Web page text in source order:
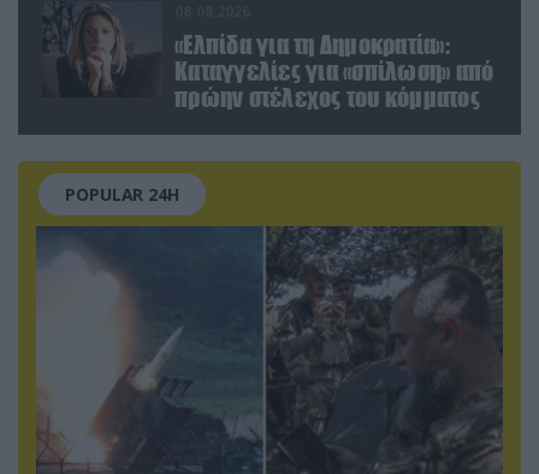
«Ελπίδα για τη Δημοκρατία»:
Καταγγελίες για «σπίλωση» από
πρώην στέλεχος του κόμματος
POPULAR 24H